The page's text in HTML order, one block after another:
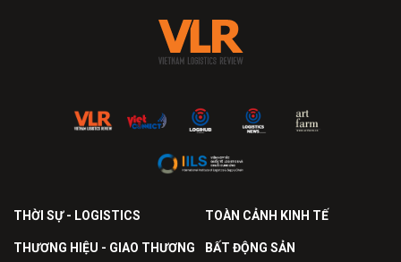
THỜI SỰ - LOGISTICS TOÀN CẢNH KINH TẾ
THƯƠNG HIỆU - GIAO THƯƠNG BẤT ĐỘNG SẢN